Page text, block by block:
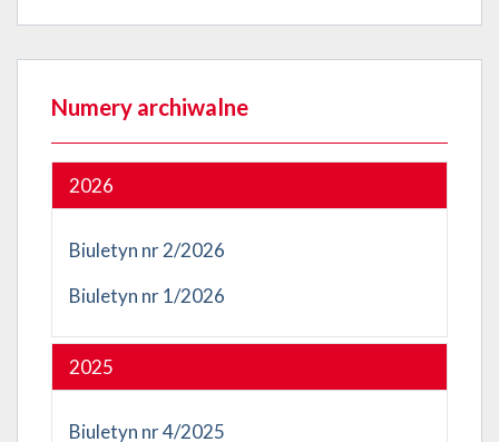
Numery archiwalne
2026
Biuletyn nr 2/2026
Biuletyn nr 1/2026
2025
Biuletyn nr 4/2025